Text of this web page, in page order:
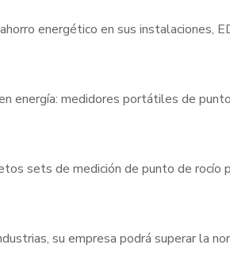
energético en sus instalaciones,
energía: medidores portátiles de
sets de medición de punto de rocío
su empresa podrá superar la